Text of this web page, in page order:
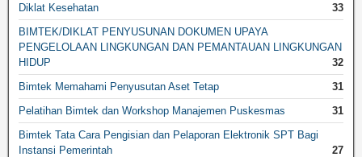
Diklat Kesehatan
33
BIMTEK/DIKLAT PENYUSUNAN DOKUMEN UPAYA
PENGELOLAAN LINGKUNGAN DAN PEMANTAUAN LINGKUNGAN
HIDUP
32
Bimtek Memahami Penyusutan Aset Tetap
31
Pelatihan Bimtek dan Workshop Manajemen Puskesmas
31
Bimtek Tata Cara Pengisian dan Pelaporan Elektronik SPT Bagi
Instansi Pemerintah
27